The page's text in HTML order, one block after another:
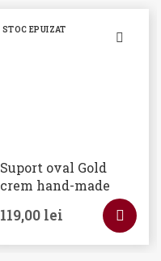
STOC EPUIZAT
Suport oval Gold
crem hand-made
119,00 lei